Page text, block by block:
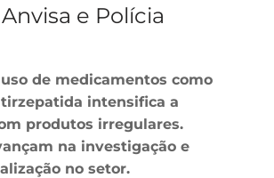
e Polícia
de medicamentos como
intensifica a
produtos irregulares.
na investigação e
no setor.